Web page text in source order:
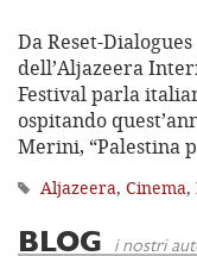
Da Reset-
dell’Aljazeera
Festival parla
ospitando
Merini, “Palestina
Aljazeera, Cinema,
BLOG i nostri